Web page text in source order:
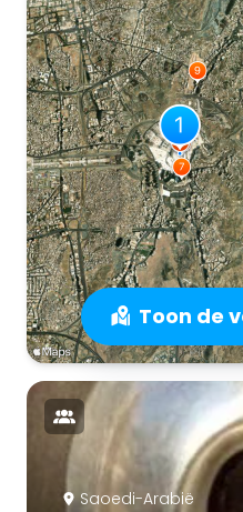
Toon de
Saoedi-Arabië